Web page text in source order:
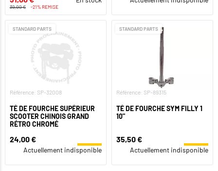
39,00 € -21% REMISE
STANDARD PARTS
Référence: SP-32008
TÉ DE FOURCHE SUPÉRIEUR
SCOOTER CHINOIS GRAND
RÉTRO CHROMÉ
24,00 €
Actuellement indisponible
STANDARD PARTS
Référence: SP-89315
TÉ DE FOURCHE SYM FILLY 1
10"
35,50 €
Actuellement indisponible